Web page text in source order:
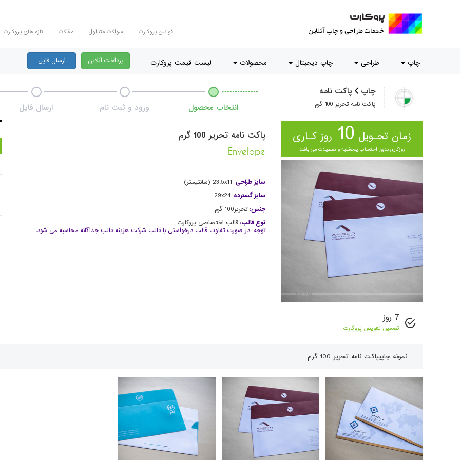
قوانین پروکارت سوالات متداول مقالات تازه های پروکارت
چاپ طراحی چاپ دیجیتال محصولات لیست قیمت پروکارت پرداخت آنلاین ارسال فایل
چاپ پاکت نامه
پاکت نامه تحریر 100 گرم انتخاب محصول ورود و ثبت نام ارسال فایل
زمان تحـویل 10 روز کـاری
روزکاری بدون احتساب پنجشنبه و تعطیلات می باشد
7 روز
تضمین تعویض پروکارت
پاکت نامه تحریر 100 گرم
Envelope
سایز طراحی: 23.5x11 (سانتیمتر)
سایز گسترده:
29x24
جنس:تحریر100 گرم
نوع قالب: قالب اختصاصی پروکارت
توجه: در صورت تفاوت قالب درخواستی با قالب شرکت هزینه قالب جداگانه محاسبه می شود.
نمونه چاپیپاکت نامه تحریر 100 گرم